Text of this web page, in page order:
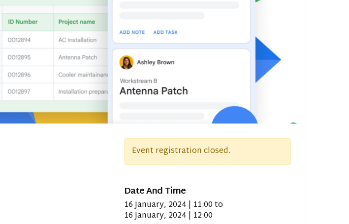
Event registration closed.
Date And Time
16 January, 2024 | 11:00to
16 January, 2024 | 12:00